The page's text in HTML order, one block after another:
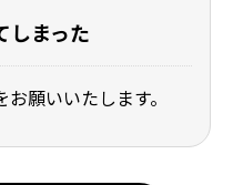
しまった
願いいたします。